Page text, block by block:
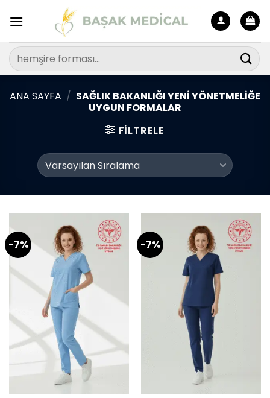
atla
Ara:
ANA SAYFA / SAĞLIK BAKANLIĞI YENI YÖNETMELIĞE
UYGUN FORMALAR
FILTRELE
-7% -7%